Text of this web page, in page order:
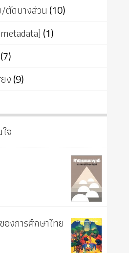
ตัดบางส่วน (10)
(1)
(7)
ง(9)
จ
องการศึกษาไทย